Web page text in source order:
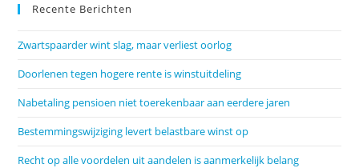
Recente Berichten
Zwartspaarder wint slag, maar verliest oorlog
Doorlenen tegen hogere rente is winstuitdeling
Nabetaling pensioen niet toerekenbaar aan eerdere jaren
Bestemmingswijziging levert belastbare winst op
Recht op alle voordelen uit aandelen is aanmerkelijk belang